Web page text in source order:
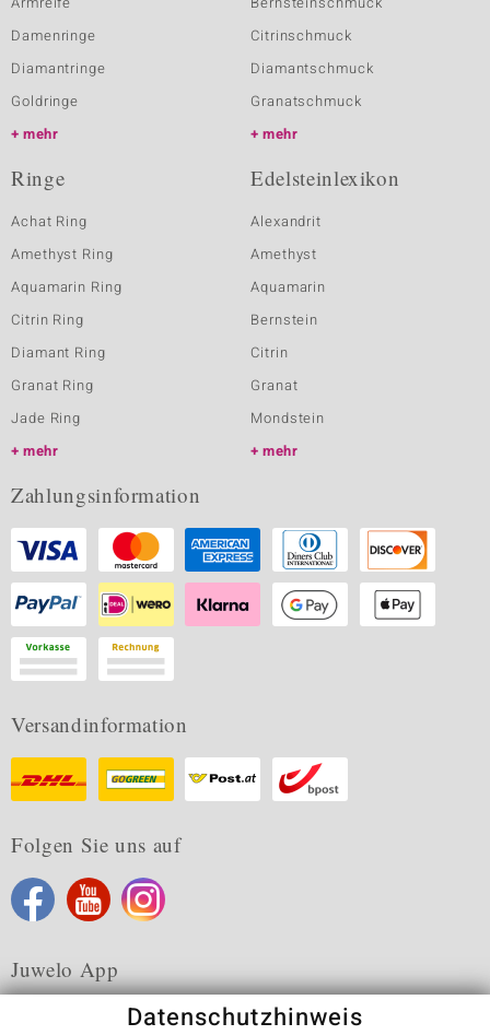
Damenringe
Diamantringe
Goldringe
mehr
Citrinschmuck
Diamantschmuck
Granatschmuck
mehr
Ringe
Achat Ring
Amethyst Ring
Aquamarin Ring
Citrin Ring
Diamant Ring
Granat Ring
Jade Ring
mehr
Edelsteinlexikon
Alexandrit
Amethyst
Aquamarin
Bernstein
Citrin
Granat
Mondstein
mehr
Zahlungsinformation
Versandinformation
Folgen Sie uns auf
Juwelo App
Datenschutzhinweis